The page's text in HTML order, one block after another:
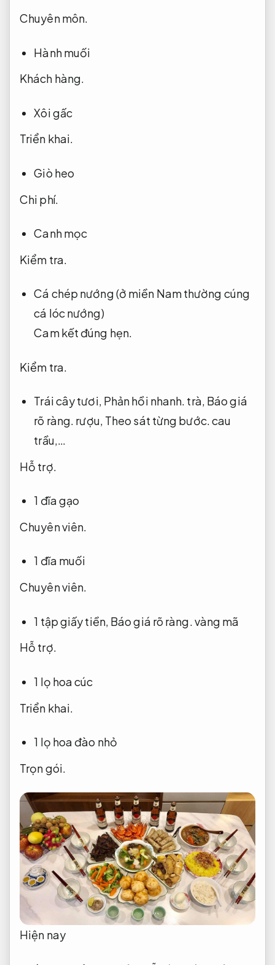
Chuyên môn.
Hành muối
Khách hàng.
Xôi gấc
Triển khai.
Giò heo
Chi phí.
Canh mọc
Kiểm tra.
Cá chép nướng (ở miền Nam thường cúng
cá lóc nướng)
Cam kết đúng hẹn.
Kiểm tra.
Trái cây tươi, Phản hồi nhanh. trà, Báo giá
rõ ràng. rượu, Theo sát từng bước.cau
trầu,…
Hỗ trợ.
1 đĩa gạo
Chuyên viên.
1 đĩa muối
Chuyên viên.
1 tập giấy tiền, Báo giá rõ ràng. vàng mã
Hỗ trợ.
1 lọ hoa cúc
Triển khai.
1 lọ hoa đào nhỏ
Trọn gói.
Hiện nay